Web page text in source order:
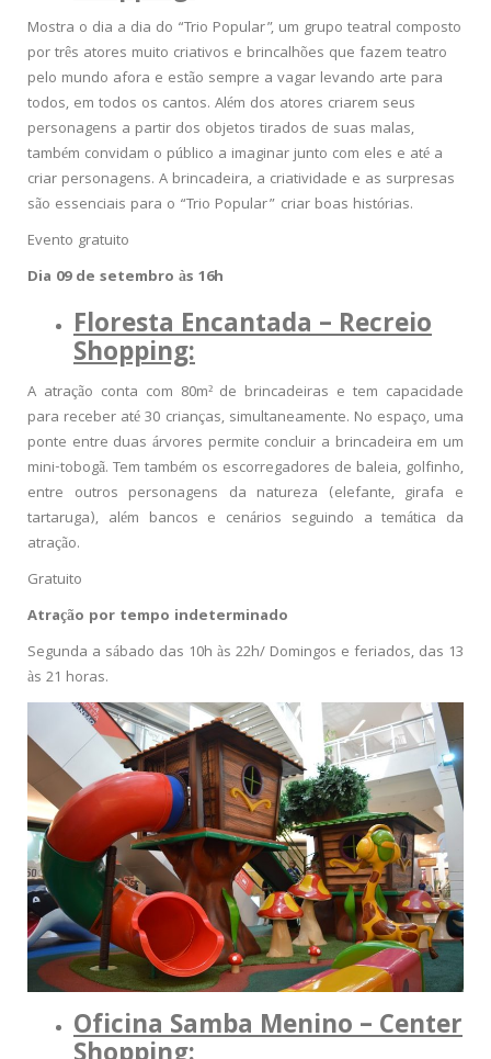
Mostra o dia a dia do “Trio Popular”, um grupo teatral composto
por três atores muito criativos e brincalhões que fazem teatro
pelo mundo afora e estão sempre a vagar levando arte para
todos, em todos os cantos. Além dos atores criarem seus
personagens a partir dos objetos tirados de suas malas,
também convidam o público a imaginar junto com eles e até a
criar personagens. A brincadeira, a criatividade e as surpresas
são essenciais para o “Trio Popular” criar boas histórias.
Evento gratuito
Dia 09 de setembro às 16h
Floresta Encantada – Recreio
Shopping:
A atração conta com 80m² de brincadeiras e tem capacidade
para receber até 30 crianças, simultaneamente. No espaço, uma
ponte entre duas árvores permite concluir a brincadeira em um
mini-tobogã. Tem também os escorregadores de baleia, golfinho,
entre outros personagens da natureza (elefante, girafa e
tartaruga), além bancos e cenários seguindo a temática da
atração.
Gratuito
Atração por tempo indeterminado
Segunda a sábado das 10h às 22h/ Domingos e feriados, das 13
às 21 horas.
Oficina Samba Menino – Center